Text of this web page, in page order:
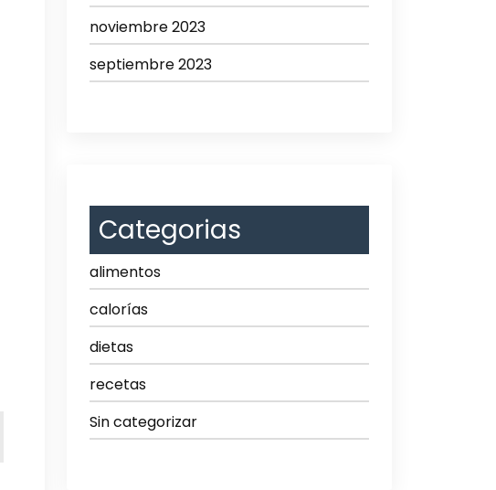
noviembre 2023
septiembre 2023
Categorias
alimentos
calorías
dietas
recetas
Sin categorizar